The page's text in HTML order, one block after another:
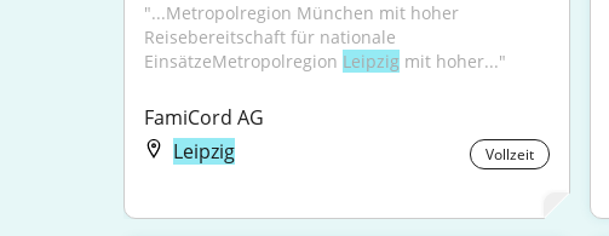
"...Metropolregion München mit hoher
Reisebereitschaft für nationale
EinsätzeMetropolregion Leipzig mit hoher..."
FamiCord AG
Leipzig
Vollzeit